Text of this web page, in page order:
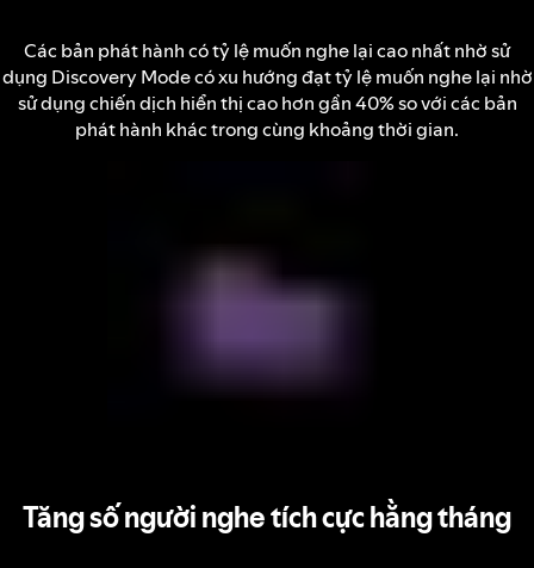
Các bản phát hành có tỷ lệ muốn nghe lại cao nhất nhờ sử
dụng Discovery Mode có xu hướng đạt tỷ lệ muốn nghe lại nhờ
sử dụng chiến dịch hiển thị cao hơn gần 40% so với các bản
phát hành khác trong cùng khoảng thời gian.
Tăng số người nghe tích cực hằng tháng